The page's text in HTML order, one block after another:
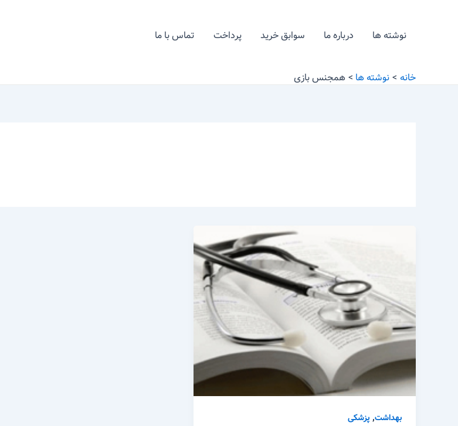
نوشته ها درباره ما سوابق خرید پرداخت تماس با ما
خانه نوشته ها همجنس بازی
بهداشت, پزشکی